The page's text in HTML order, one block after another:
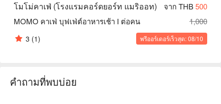
โมโม่คาเฟ่ (โรงแรมคอร์ดยอร์ท แมริออท) จาก THB500
MOMO คาเฟ่ บุฟเฟ่ต์อาหารเช้า I ต่อคน
1,000
3 (1) พรีออร์เดอร์เร็วสุด: 08/10
คำถามที่พบบ่อย